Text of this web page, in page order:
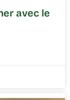
avec le